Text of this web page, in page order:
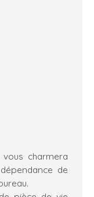
charmera
de